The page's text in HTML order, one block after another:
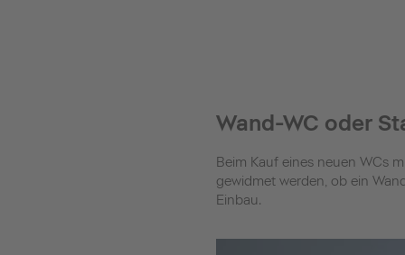
Wand-WC oder
Beim Kauf eines neuen WCs
gewidmet werden, ob ein
Einbau.